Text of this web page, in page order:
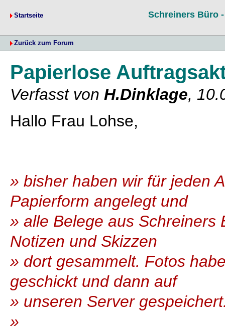
Startseite Schreiners Büro
Zurück zum Forum
Papierlose
Verfasst von H.Dinklage,
Hallo Frau Lohse,
» bisher haben wir für jeden
Papierform angelegt und
» alle Belege aus Schreiners
Notizen und Skizzen
» dort gesammelt. Fotos
geschickt und dann auf
» unseren Server
»